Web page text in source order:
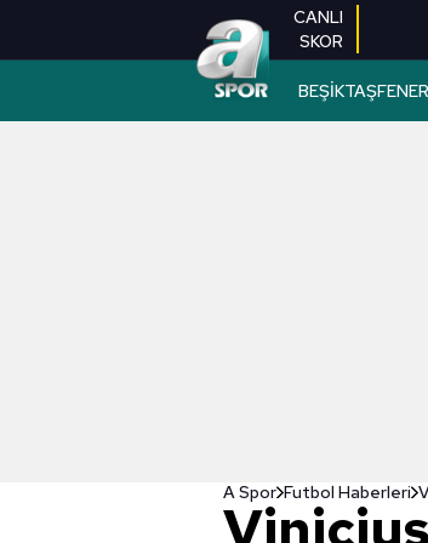
CANLI
SKOR
BEŞİKTAŞ
A Spor Futbol Haberleri